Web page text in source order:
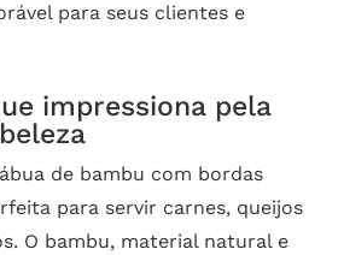
para seus clientes e
impressiona pela
de bambu com bordas
para servir carnes, queijos
O bambu, material natural e